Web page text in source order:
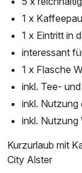
1 x
1 x Eintritt in
interessant
1 x Flasche
inkl. Tee-
inkl. Nutzung
inkl.
Kurzurlaub mit
City Alster